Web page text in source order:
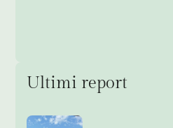
Ultimi report